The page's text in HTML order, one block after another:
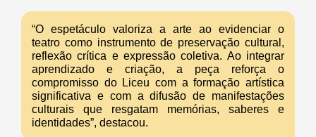
“O espetáculo valoriza a arte ao evidenciar o
teatro como instrumento de preservação cultural,
reflexão crítica e expressão coletiva. Ao integrar
aprendizado e criação, a peça reforça o
compromisso do Liceu com a formação artística
significativa e com a difusão de manifestações
culturais que resgatam memórias, saberes e
identidades”, destacou.